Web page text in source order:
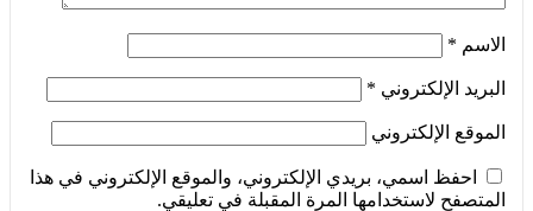
الاسم *
البريد الإلكتروني *
الموقع الإلكتروني
احفظ اسمي، بريدي الإلكتروني، والموقع الإلكتروني في هذا
المتصفح لاستخدامها المرة المقبلة في تعليقي.